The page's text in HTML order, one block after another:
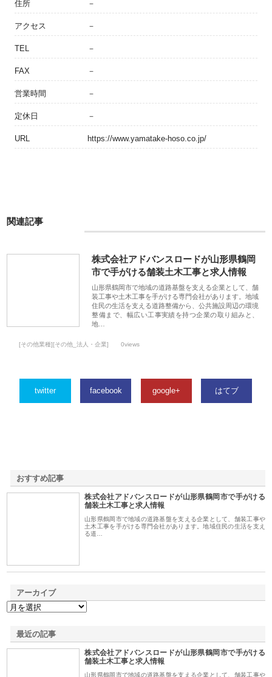
住所 －
アクセス －
TEL －
FAX －
営業時間 －
定休日 －
URL https://www.yamatake-hoso.co.jp/
関連記事
株式会社アドバンスロードが山形県鶴岡
市で手がける舗装土木工事と求人情報
山形県鶴岡市で地域の道路基盤を支える企業として、舗
装工事や土木工事を手がける専門会社があります。地域
住民の生活を支える道路整備から、公共施設周辺の環境
整備まで、幅広い工事実績を持つ企業の取り組みと、
地…
[その他業種][その他_法人・企業] 0views
twitter facebook google+ はてブ
おすすめ記事
株式会社アドバンスロードが山形県鶴岡市で手がける
舗装土木工事と求人情報
山形県鶴岡市で地域の道路基盤を支える企業として、舗装工事や
土木工事を手がける専門会社があります。地域住民の生活を支え
る道…
アーカイブ
最近の記事
株式会社アドバンスロードが山形県鶴岡市で手がける
舗装土木工事と求人情報
山形県鶴岡市で地域の道路基盤を支える企業として、舗装工事や